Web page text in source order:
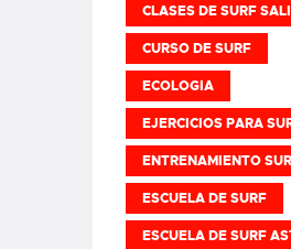
CLASES DE SURF
CURSO DE SURF
ECOLOGIA
EJERCICIOS PARA
ENTRENAMIENTO
ESCUELA DE SURF
ESCUELA DE SURF